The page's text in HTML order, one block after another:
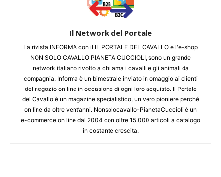
Il Network del Portale
La rivista INFORMA con il IL PORTALE DEL CAVALLO e l'e-shop
NON SOLO CAVALLO PIANETA CUCCIOLI, sono un grande
network italiano rivolto a chi ama i cavalli e gli animali da
compagnia. Informa è un bimestrale inviato in omaggio ai clienti
del negozio on line in occasione di ogni loro acquisto. Il Portale
del Cavallo è un magazine specialistico, un vero pioniere perché
on line da oltre vent’anni. Nonsolocavallo-PianetaCuccioli è un
e-commerce on line dal 2004 con oltre 15.000 articoli a catalogo
in costante crescita.